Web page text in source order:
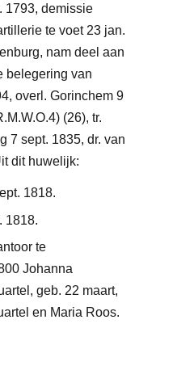
1793, demissie
te voet 23 jan.
nam deel aan
belegering van
overl. Gorinchem 9
(26), tr.
7 sept. 1835, dr. van
dit huwelijk:
1818.
1818.
te
Johanna
geb. 22 maart,
en Maria Roos.